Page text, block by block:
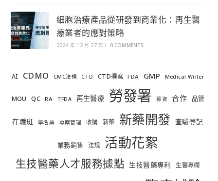
細胞治療產品從研發到商業化：再生醫
療業者的應對策略
2024 年 12 月 27 日 / 0 COMMENTS
AI CDMO CMC法規 CTD CTD撰寫 FDA GMP Medical Writer
MOU QC RA TFDA 再生醫療 勞發署 募資 合作 品管
在職班 學名藥 專案管理 收購 新藥 新藥開發 查驗登記
業務銷售 法規 活動花絮
生技醫藥人才服務據點 生技醫藥專利 生醫專欄